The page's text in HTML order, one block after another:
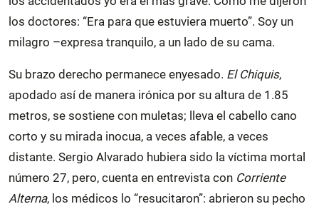
los doctores: “Era para que estuviera muerto”. Soy un
milagro –expresa tranquilo, a un lado de su cama.
Su brazo derecho permanece enyesado. El Chiquis,
apodado así de manera irónica por su altura de 1.85
metros, se sostiene con muletas; lleva el cabello cano
corto y su mirada inocua, a veces afable, a veces
distante. Sergio Alvarado hubiera sido la víctima mortal
número 27, pero, cuenta en entrevista con Corriente
Alterna, los médicos lo “resucitaron”: abrieron su pecho